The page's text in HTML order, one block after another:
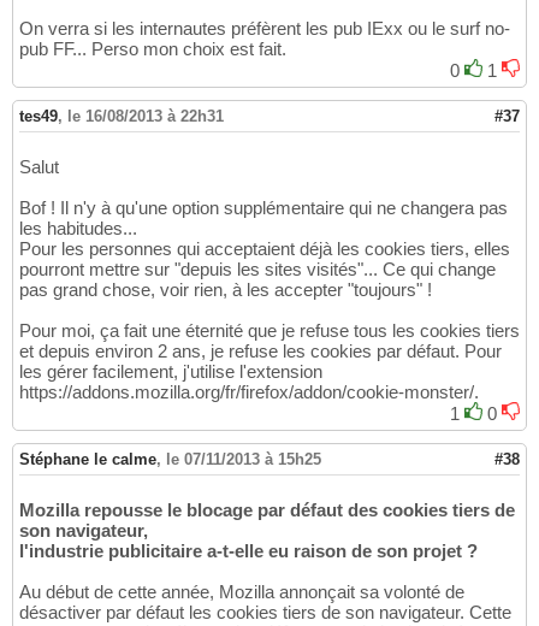
On verra si les internautes préfèrent les pub IExx ou le surf no-
pub FF... Perso mon choix est fait.
0
1
tes49, le 16/08/2013 à 22h31 #37
Salut
Bof ! Il n'y à qu'une option supplémentaire qui ne changera pas
les habitudes...
Pour les personnes qui acceptaient déjà les cookies tiers, elles
pourront mettre sur "depuis les sites visités"... Ce qui change
pas grand chose, voir rien, à les accepter "toujours" !
Pour moi, ça fait une éternité que je refuse tous les cookies tiers
et depuis environ 2 ans, je refuse les cookies par défaut. Pour
les gérer facilement, j'utilise l'extension
https://addons.mozilla.org/fr/firefox/addon/cookie-monster/.
1
0
Stéphane le calme, le 07/11/2013 à 15h25 #38
Mozilla repousse le blocage par défaut des cookies tiers de
son navigateur,
l'industrie publicitaire a-t-elle eu raison de son projet ?
Au début de cette année, Mozilla annonçait sa volonté de
désactiver par défaut les cookies tiers de son navigateur. Cette